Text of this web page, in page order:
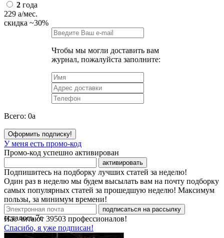
2 года
229 a/мес.
скидка ~30%
Чтобы мы могли доставить вам
журнал, пожалуйста заполните:
Всего: 0a
Оформить подписку!
У меня есть промо-код
Промо-код успешно активирован
активировать
Подпишитесь на подборку лучших статей за неделю!
Один раз в неделю мы будем высылать вам на почту подборку
самых популярных статей за прошедшую неделю! Максимум
пользы, за минимум времени!
подписаться на рассылку
Нас читают 39503 профессионалов!
Спасибо, я уже подписан!
осталось7с